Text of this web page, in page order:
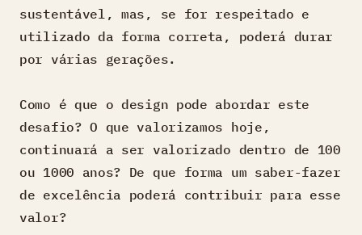
sustentável, mas, se for respeitado e
utilizado da forma correta, poderá durar
por várias gerações.
Como é que o design pode abordar este
desafio? O que valorizamos hoje,
continuará a ser valorizado dentro de 100
ou 1000 anos? De que forma um saber-fazer
de excelência poderá contribuir para esse
valor?